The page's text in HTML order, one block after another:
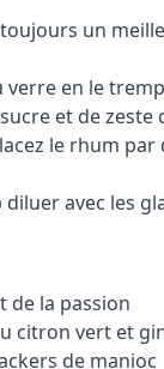
un
en le
et de zeste
le rhum par
avec les
de la passion
citron vert et
de manioc